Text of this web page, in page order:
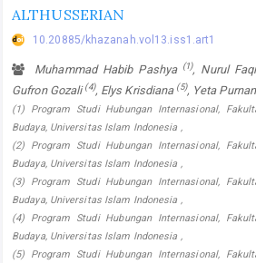
ALTHUSSERIAN
10.20885/khazanah.vol13.iss1.art1
Muhammad Habib Pashya (1), Nurul
Gufron Gozali(4), Elys Krisdiana (5), Yeta
(1) Program Studi Hubungan Internasional,
Budaya, Universitas Islam Indonesia ,
(2) Program Studi Hubungan Internasional,
Budaya, Universitas Islam Indonesia ,
(3) Program Studi Hubungan Internasional,
Budaya, Universitas Islam Indonesia ,
(4) Program Studi Hubungan Internasional,
Budaya, Universitas Islam Indonesia ,
(5) Program Studi Hubungan Internasional,